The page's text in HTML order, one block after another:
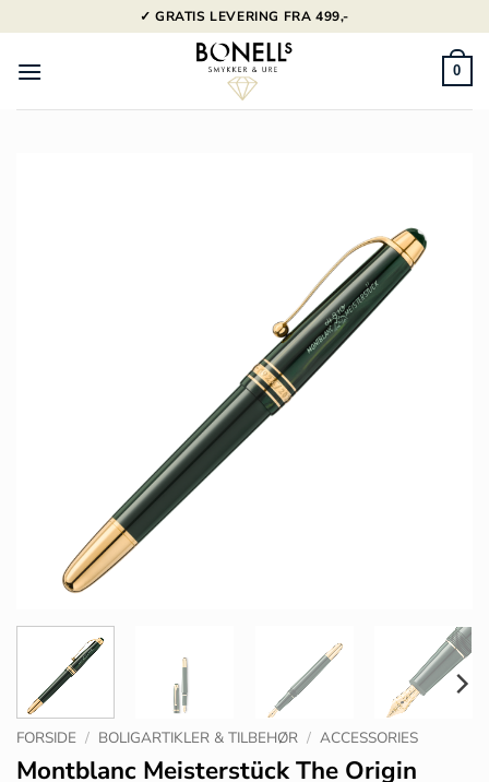
til
indhold
✓ GRATIS LEVERING FRA 499,-
0
FORSIDE / BOLIGARTIKLER & TILBEHØR / ACCESSORIES
Montblanc Meisterstück The Origin